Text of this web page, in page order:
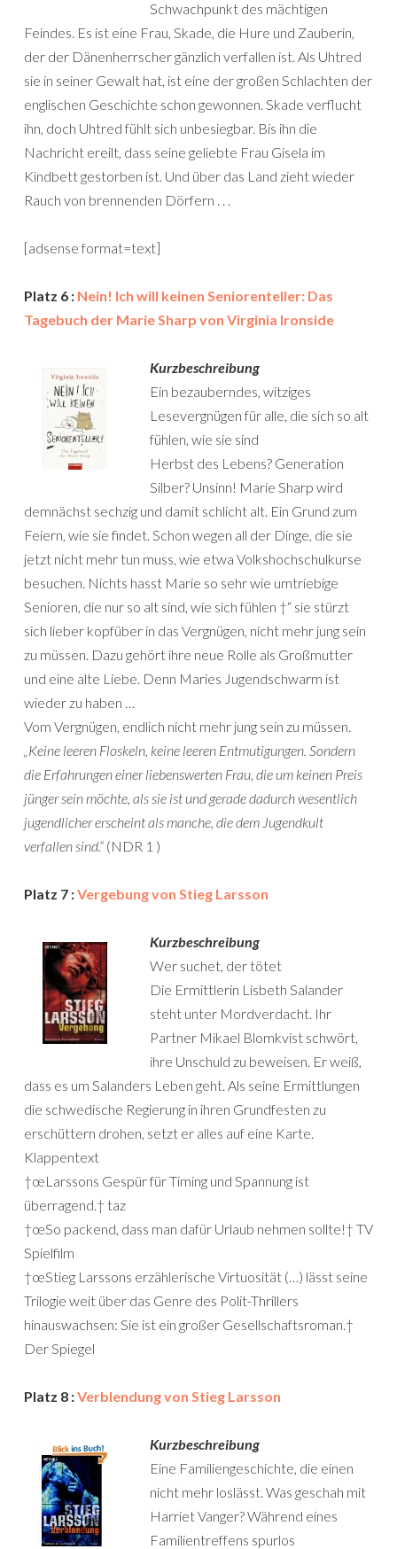
Schwachpunkt des mächtigen
Feindes. Es ist eine Frau, Skade, die Hure und Zauberin,
der der Dänenherrscher gänzlich verfallen ist. Als Uhtred
sie in seiner Gewalt hat, ist eine der großen Schlachten der
englischen Geschichte schon gewonnen. Skade verflucht
ihn, doch Uhtred fühlt sich unbesiegbar. Bis ihn die
Nachricht ereilt, dass seine geliebte Frau Gisela im
Kindbett gestorben ist. Und über das Land zieht wieder
Rauch von brennenden Dörfern . . .
[adsense format=text]
Platz 6 : Nein! Ich will keinen Seniorenteller: Das
Tagebuch der Marie Sharp von Virginia Ironside
Kurzbeschreibung
Ein bezauberndes, witziges
Lesevergnügen für alle, die sich so alt
fühlen, wie sie sind
Herbst des Lebens? Generation
Silber? Unsinn! Marie Sharp wird
demnächst sechzig und damit schlicht alt. Ein Grund zum
Feiern, wie sie findet. Schon wegen all der Dinge, die sie
jetzt nicht mehr tun muss, wie etwa Volkshochschulkurse
besuchen. Nichts hasst Marie so sehr wie umtriebige
Senioren, die nur so alt sind, wie sich fühlen †“ sie stürzt
sich lieber kopfüber in das Vergnügen, nicht mehr jung sein
zu müssen. Dazu gehört ihre neue Rolle als Großmutter
und eine alte Liebe. Denn Maries Jugendschwarm ist
wieder zu haben …
Vom Vergnügen, endlich nicht mehr jung sein zu müssen.
„Keine leeren Floskeln, keine leeren Entmutigungen. Sondern
die Erfahrungen einer liebenswerten Frau, die um keinen Preis
jünger sein möchte, als sie ist und gerade dadurch wesentlich
jugendlicher erscheint als manche, die dem Jugendkult
verfallen sind.“ (NDR 1 )
Platz 7 :Vergebung von Stieg Larsson
Kurzbeschreibung
Wer suchet, der tötet
Die Ermittlerin Lisbeth Salander
steht unter Mordverdacht. Ihr
Partner Mikael Blomkvist schwört,
ihre Unschuld zu beweisen. Er weiß,
dass es um Salanders Leben geht. Als seine Ermittlungen
die schwedische Regierung in ihren Grundfesten zu
erschüttern drohen, setzt er alles auf eine Karte.
Klappentext
†œLarssons Gespür für Timing und Spannung ist
überragend.† taz
†œSo packend, dass man dafür Urlaub nehmen sollte!† TV
Spielfilm
†œStieg Larssons erzählerische Virtuosität (…) lässt seine
Trilogie weit über das Genre des Polit-Thrillers
hinauswachsen: Sie ist ein großer Gesellschaftsroman.†
Der Spiegel
Platz 8 :Verblendung von Stieg Larsson
Kurzbeschreibung
Eine Familiengeschichte, die einen
nicht mehr loslässt. Was geschah mit
Harriet Vanger? Während eines
Familientreffens spurlos